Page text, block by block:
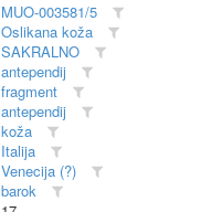
MUO-003581/5
Oslikana koža
SAKRALNO
antependij
fragment
antependij
koža
Italija
Venecija (?)
barok